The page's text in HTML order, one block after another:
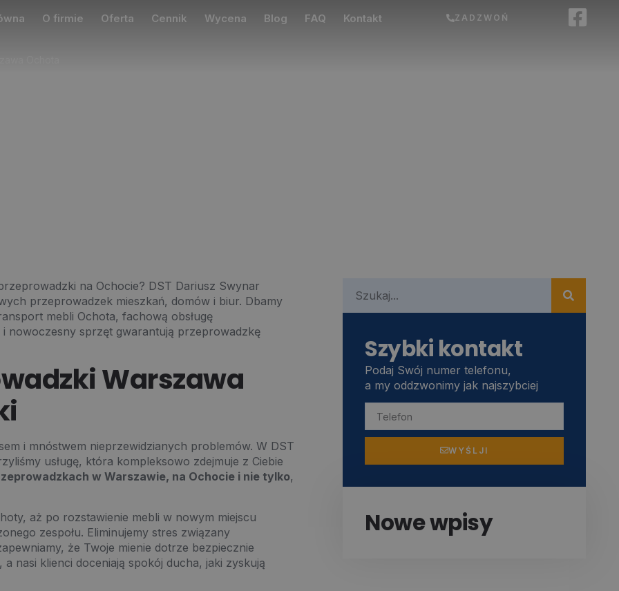
O firmie Oferta Cennik Wycena Blog FAQ Kontakt ZADZWOŃ
na Ochocie? DST Dariusz Swynar
przeprowadzek mieszkań, domów i biur. Dbamy
mebli Ochota, fachową obsługę
nowoczesny sprzęt gwarantują przeprowadzkę
Warszawa
i mnóstwem nieprzewidzianych problemów. W DST
usługę, która kompleksowo zdejmuje z Ciebie
w Warszawie, na Ochocie i nie tylko,
aż po rozstawienie mebli w nowym miejscu
zespołu. Eliminujemy stres związany
że Twoje mienie dotrze bezpiecznie
a nasi klienci doceniają spokój ducha, jaki zyskują
Szybki kontakt
Podaj Swój numer telefonu,
a my oddzwonimy jak najszybciej
WYŚLJI
Nowe wpisy